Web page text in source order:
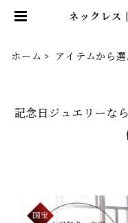
ネックレス
ホーム アイテムから
記念日ジュエリーな